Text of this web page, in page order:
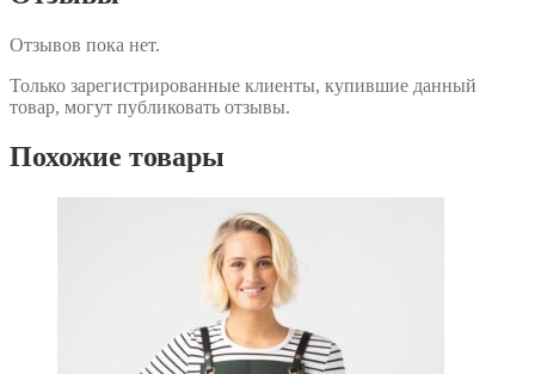
Отзывов пока нет.
Только зарегистрированные клиенты, купившие данный
товар, могут публиковать отзывы.
Похожие товары